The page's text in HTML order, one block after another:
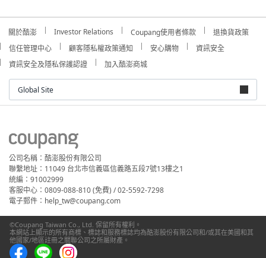
關於酷澎 Investor Relations Coupang使用者條款
退換貨政策
信任管理中心
顧客隱私權政策通知 安心購物
資訊安全
資訊安全及隱私保護認證
加入酷澎商城
Global Site
公司名稱：酷澎股份有限公司
聯繫地址：11049 台北市信義區信義路五段7號13樓之1
統編：91002999
客服中心：0809-088-810 (免費) / 02-5592-7298
電子郵件：help_tw@coupang.com
©Coupang Taiwan Co., Ltd. 保留所有權利。
本網站上顯示的所有商標、標誌和服務標誌均為酷澎股份有限公司和/或其在美國和其
他國家/地區註冊之關聯公司之所屬財產。